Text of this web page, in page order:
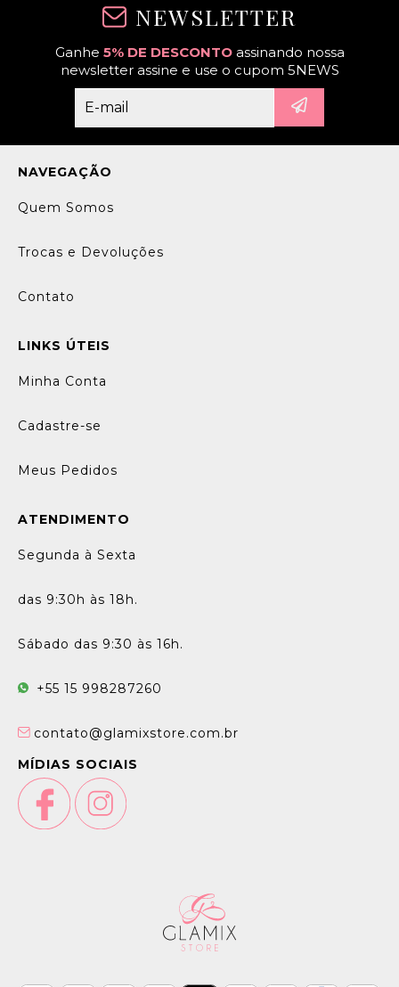
NEWSLETTER
Ganhe 5% DE DESCONTOassinando nossa
newsletter assine e use o cupom 5NEWS
NAVEGAÇÃO
Quem Somos
Trocas e Devoluções
Contato
LINKS ÚTEIS
Minha Conta
Cadastre-se
Meus Pedidos
ATENDIMENTO
Segunda à Sexta
das 9:30h às 18h.
Sábado das 9:30 às 16h.
+55 15 998287260
contato@glamixstore.com.br
MÍDIAS SOCIAIS